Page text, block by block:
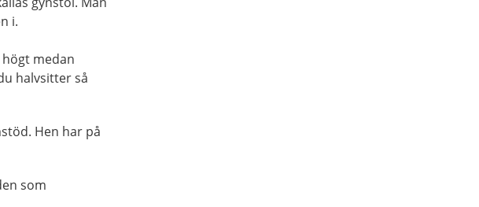
i.
medan
halvsitter så
Hen har på
som